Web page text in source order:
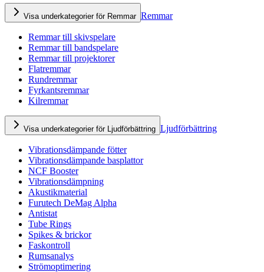
Visa underkategorier för Remmar Remmar
Remmar till skivspelare
Remmar till bandspelare
Remmar till projektorer
Flatremmar
Rundremmar
Fyrkantsremmar
Kilremmar
Visa underkategorier för Ljudförbättring Ljudförbättring
Vibrationsdämpande fötter
Vibrationsdämpande basplattor
NCF Booster
Vibrationsdämpning
Akustikmaterial
Furutech DeMag Alpha
Antistat
Tube Rings
Spikes & brickor
Faskontroll
Rumsanalys
Strömoptimering